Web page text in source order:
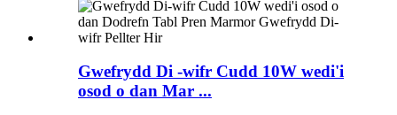
Gwefrydd Di -wifr Cudd 10W wedi'i
osod o dan Mar ...